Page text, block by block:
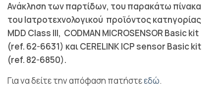
Ανάκληση των παρτίδων, του παρακάτω πίνακα
του Ιατροτεχνολογικού προϊόντος κατηγορίας
MDD Class III, CODMAN MICROSENSOR Basic kit
(ref. 62-6631) και CERELINK ICP sensor Basic kit
(ref. 82-6850).
Για να δείτε την απόφαση πατήστεεδώ.